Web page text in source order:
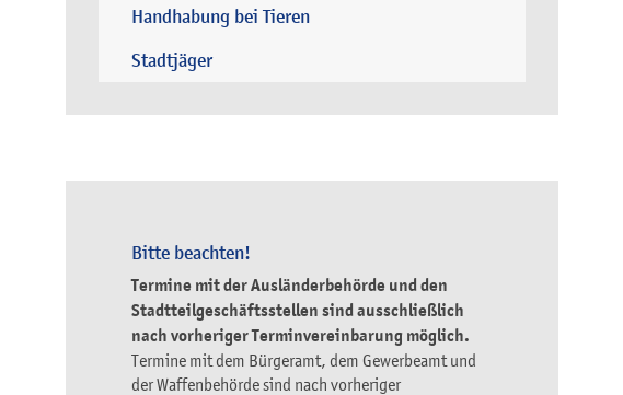
Handhabung bei Tieren
Stadtjäger
Bitte beachten!
Termine mit der Ausländerbehörde und den
Stadtteilgeschäftsstellen sind ausschließlich
nach vorheriger Terminvereinbarung möglich.
Termine mit dem Bürgeramt, dem Gewerbeamt und
der Waffenbehörde sind nach vorheriger